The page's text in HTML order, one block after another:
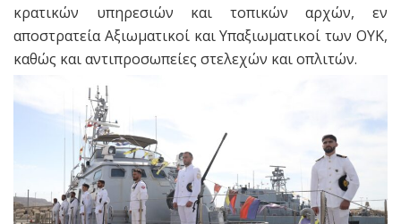
κρατικών υπηρεσιών και τοπικών αρχών, εν
αποστρατεία Αξιωματικοί και Υπαξιωματικοί των ΟΥΚ,
καθώς και αντιπροσωπείες στελεχών και οπλιτών.